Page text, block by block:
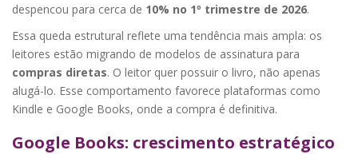
despencou para cerca de 10% no 1º trimestre de 2026.
Essa queda estrutural reflete uma tendência mais ampla: os
leitores estão migrando de modelos de assinatura para
compras diretas. O leitor quer possuir o livro, não apenas
alugá-lo. Esse comportamento favorece plataformas como
Kindle e Google Books, onde a compra é definitiva.
Google Books: crescimento estratégico